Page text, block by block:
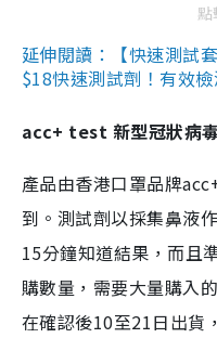
延伸閱讀：【快速測試
$18快速測試劑！有效
acc+ test 新型冠狀病
產品由香港口罩品牌
到。測試劑以採集鼻液
15分鐘知道結果，而且
購數量，需要大量購入
在確認後10至21日出貨